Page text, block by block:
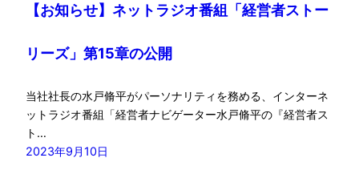
【お知らせ】ネットラジオ番組「経営者ストー
リーズ」第15章の公開
当社社長の水戸脩平がパーソナリティを務める、インターネ
ットラジオ番組「経営者ナビゲーター水戸脩平の『経営者ス
ト…
2023年9月10日